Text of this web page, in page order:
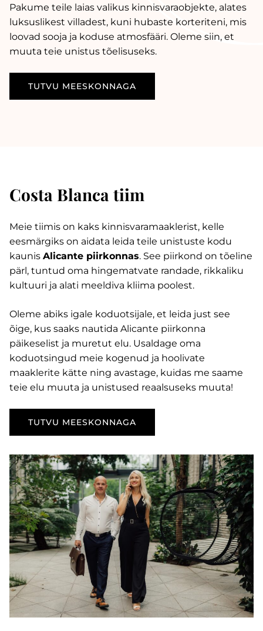
Pakume teile laias valikus kinnisvaraobjekte, alates
luksuslikest villadest, kuni hubaste korteriteni, mis
loovad sooja ja koduse atmosfääri. Oleme siin, et
muuta teie unistus tõelisuseks.
TUTVU MEESKONNAGA
Costa Blanca tiim
Meie tiimis on kaks kinnisvaramaaklerist, kelle
eesmärgiks on aidata leida teile unistuste kodu
kaunis Alicante piirkonnas. See piirkond on tõeline
pärl, tuntud oma hingematvate randade, rikkaliku
kultuuri ja alati meeldiva kliima poolest.
Oleme abiks igale koduotsijale, et leida just see
õige, kus saaks nautida Alicante piirkonna
päikeselist ja muretut elu. Usaldage oma
koduotsingud meie kogenud ja hoolivate
maaklerite kätte ning avastage, kuidas me saame
teie elu muuta ja unistused reaalsuseks muuta!
TUTVU MEESKONNAGA